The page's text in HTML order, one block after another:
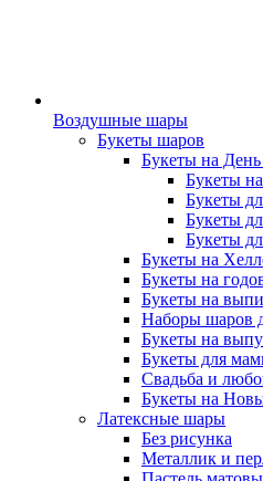
Воздушные шары
Букеты шаров
Букеты на
Букеты
Букеты
Букеты
Букеты
Букеты на
Букеты на
Букеты на
Наборы шаров
Букеты на
Букеты для
Свадьба и
Букеты на
Латексные шары
Без рисунка
Металлик и